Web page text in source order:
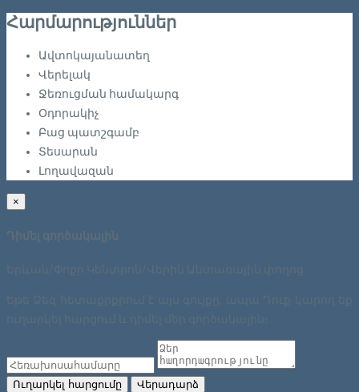
Հարմարություններ
Ավտոկայանատեղ
Վերելակ
Ջեռուցման համակարգ
Օդորակիչ
Բաց պատշգամբ
Տեսարան
Լողավազան
×
Դիմել գործակալին
Երևան/Փոքր Կենտրոն/Վերին Անտառային փողոց
Եթե Ձեզ հետաքրքրում է այս գույքը, ապա Դուք կարող եք
ուղարկել հարցում և դիմել մեր գործակալին։
Ուղարկել հարցումը
Վերադարձ